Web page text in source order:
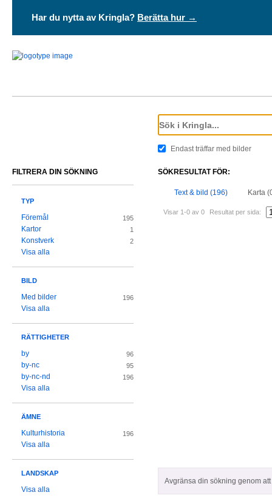
Har du nytta av Kringla? Berätta hur →
Endast träffar med bilder
SÖKRESULTAT FÖR:
Text & bild (196) Karta
Visar 1-0 av 0 Resultat per sida:
Avgränsa din sökning genom
FILTRERA DIN SÖKNING
TYP
Föremål 195
Kartor 1
Konstverk 2
Visa alla
BILD
Med bilder 196
Visa alla
RÄTTIGHETER
by 96
by-nc 95
by-nc-nd 196
Visa alla
ÄMNE
Kulturhistoria 196
Visa alla
LANDSKAP
Visa alla